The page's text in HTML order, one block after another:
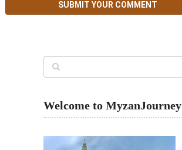
Welcome to MyzanJourney